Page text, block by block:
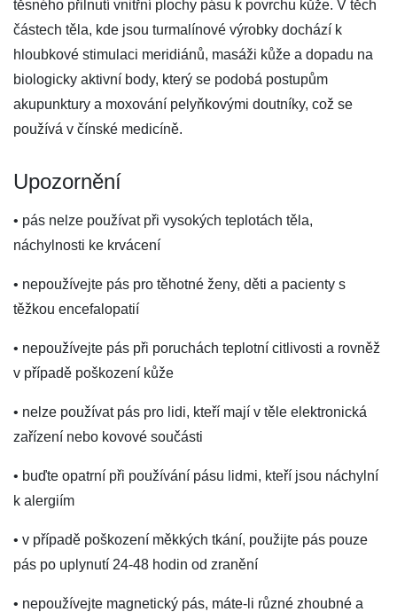
těsného přilnutí vnitřní plochy pásu k povrchu kůže. V těch
částech těla, kde jsou turmalínové výrobky dochází k
hloubkové stimulaci meridiánů, masáži kůže a dopadu na
biologicky aktivní body, který se podobá postupům
akupunktury a moxování pelyňkovými doutníky, což se
používá v čínské medicíně.
Upozornění
• pás nelze používat při vysokých teplotách těla,
náchylnosti ke krvácení
• nepoužívejte pás pro těhotné ženy, děti a pacienty s
těžkou encefalopatií
• nepoužívejte pás při poruchách teplotní citlivosti a rovněž
v případě poškození kůže
• nelze používat pás pro lidi, kteří mají v těle elektronická
zařízení nebo kovové součásti
• buďte opatrní při používání pásu lidmi, kteří jsou náchylní
k alergiím
• v případě poškození měkkých tkání, použijte pás pouze
pás po uplynutí 24-48 hodin od zranění
• nepoužívejte magnetický pás, máte-li různé zhoubné a